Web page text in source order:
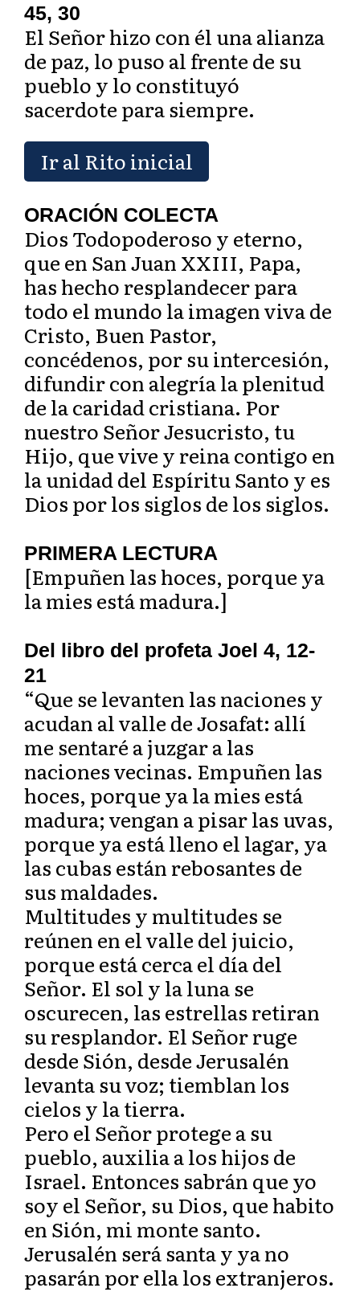
45, 30
El Señor hizo con él una alianza
de paz, lo puso al frente de su
pueblo y lo constituyó
sacerdote para siempre.
Ir al Rito inicial
ORACIÓN COLECTA
Dios Todopoderoso y eterno,
que en San Juan XXIII, Papa,
has hecho resplandecer para
todo el mundo la imagen viva de
Cristo, Buen Pastor,
concédenos, por su intercesión,
difundir con alegría la plenitud
de la caridad cristiana. Por
nuestro Señor Jesucristo, tu
Hijo, que vive y reina contigo en
la unidad del Espíritu Santo y es
Dios por los siglos de los siglos.
PRIMERA LECTURA
[Empuñen las hoces, porque ya
la mies está madura.]
Del libro del profeta Joel 4, 12-
21
“Que se levanten las naciones y
acudan al valle de Josafat: allí
me sentaré a juzgar a las
naciones vecinas. Empuñen las
hoces, porque ya la mies está
madura; vengan a pisar las uvas,
porque ya está lleno el lagar, ya
las cubas están rebosantes de
sus maldades.
Multitudes y multitudes se
reúnen en el valle del juicio,
porque está cerca el día del
Señor. El sol y la luna se
oscurecen, las estrellas retiran
su resplandor. El Señor ruge
desde Sión, desde Jerusalén
levanta su voz; tiemblan los
cielos y la tierra.
Pero el Señor protege a su
pueblo, auxilia a los hijos de
Israel. Entonces sabrán que yo
soy el Señor, su Dios, que habito
en Sión, mi monte santo.
Jerusalén será santa y ya no
pasarán por ella los extranjeros.